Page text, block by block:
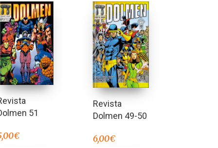
51
€
Revista
Dolmen 49-50
6,00€